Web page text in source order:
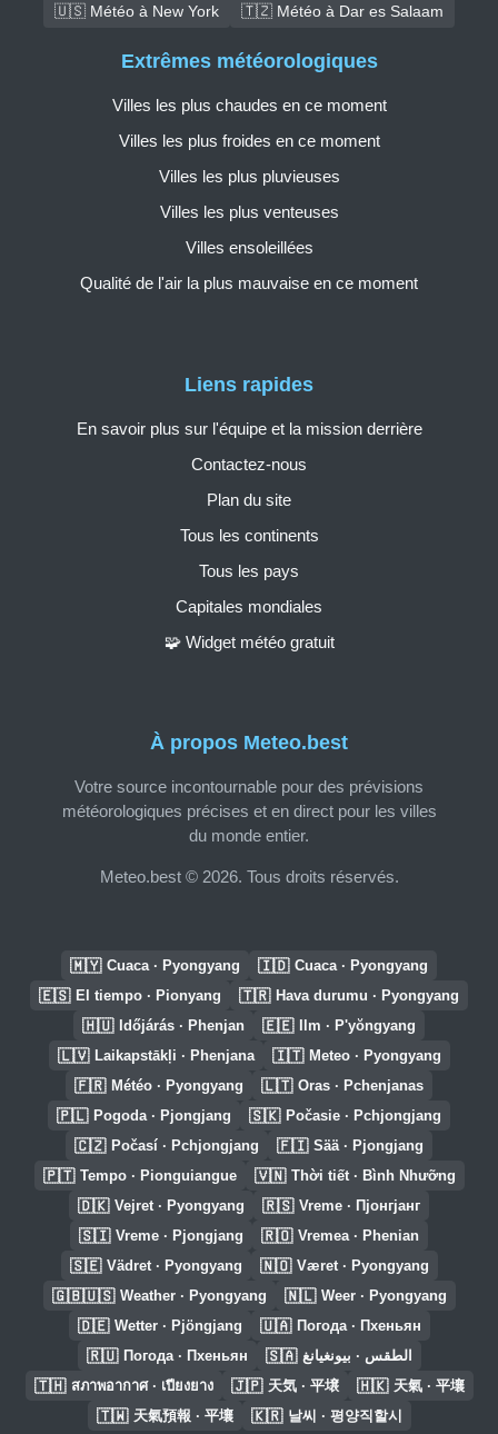
🇺🇸 Météo à New York
🇹🇿 Météo à Dar es Salaam
À propos Meteo.best
Votre source incontournable pour des prévisions
météorologiques précises et en direct pour les villes
du monde entier.
Meteo.best © 2026. Tous droits réservés.
Liens rapides
En savoir plus sur l'équipe et la mission derrière
Contactez-nous
Plan du site
Tous les continents
Tous les pays
Capitales mondiales
🧩 Widget météo gratuit
Extrêmes météorologiques
Villes les plus chaudes en ce moment
Villes les plus froides en ce moment
Villes les plus pluvieuses
Villes les plus venteuses
Villes ensoleillées
Qualité de l'air la plus mauvaise en ce moment
🇲🇾 Cuaca · Pyongyang 🇮🇩 Cuaca · Pyongyang
🇪🇸 El tiempo · Pionyang 🇹🇷 Hava durumu · Pyongyang
🇭🇺 Időjárás · Phenjan 🇪🇪 Ilm · P'yŏngyang
🇱🇻 Laikapstākļi · Phenjana 🇮🇹 Meteo · Pyongyang
🇫🇷 Météo · Pyongyang 🇱🇹 Oras · Pchenjanas
🇵🇱 Pogoda · Pjongjang 🇸🇰 Počasie · Pchjongjang
🇨🇿 Počasí · Pchjongjang 🇫🇮 Sää · Pjongjang
🇵🇹 Tempo · Pionguiangue 🇻🇳 Thời tiết · Bình Nhưỡng
🇩🇰 Vejret · Pyongyang 🇷🇸 Vreme · Пјонгјанг
🇸🇮 Vreme · Pjongjang 🇷🇴 Vremea · Phenian
🇸🇪 Vädret · Pyongyang 🇳🇴 Været · Pyongyang
🇬🇧🇺🇸 Weather · Pyongyang 🇳🇱 Weer · Pyongyang
🇩🇪 Wetter · Pjöngjang 🇺🇦 Погода · Пхеньян
🇷🇺 Погода · Пхеньян 🇸🇦 الطقس · بيونغيانغ
🇹🇭 สภาพอากาศ · เปียงยาง 🇯🇵 天気 · 平壌 🇭🇰 天氣 · 平壤
🇹🇼 天氣預報 · 平壤 🇰🇷 날씨 · 평양직할시